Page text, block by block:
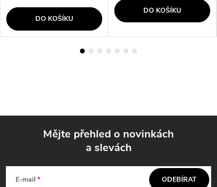
DO KOŠÍKU
DO KOŠÍKU
Mějte přehled o novinkách
a slevách
E-mail ODEBÍRAT